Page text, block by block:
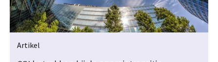
Artikel